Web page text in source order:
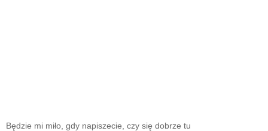
Będzie mi miło, gdy napiszecie, czy się dobrze tu